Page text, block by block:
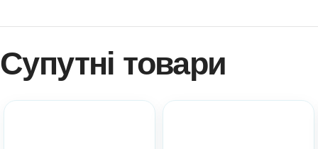
Супутні товари